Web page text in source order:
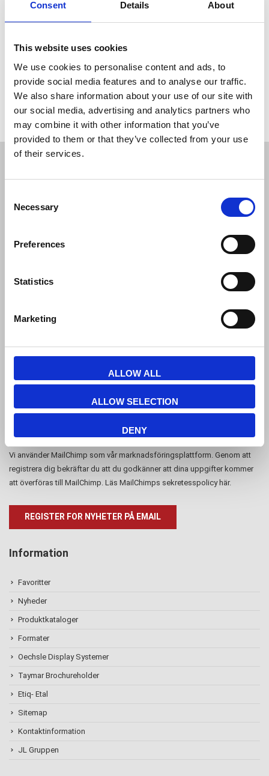
Consent Details About
This website uses cookies
We use cookies to personalise content and ads, to
provide social media features and to analyse our traffic.
We also share information about your use of our site with
our social media, advertising and analytics partners who
may combine it with other information that you’ve
provided to them or that they’ve collected from your use
of their services.
Selection
Necessary
Preferences
Statistics
Marketing
ALLOW ALL
ALLOW SELECTION
DENY
Om du har några frågor är du välkommen attkontaktaoss.
Tlf. 39 18 19 17
Registrera dig för vårt nyhetsbrev och få exklusiva erbjudanden och
nyheter från webbshopen. Du kan när som helst registrera din
Vi använder MailChimp som vår marknadsföringsplattform. Genom att
registrera dig bekräftar du att du godkänner att dina uppgifter kommer
att överföras till MailChimp. Läs MailChimps sekretesspolicy här.
Information
Favoritter
Nyheder
Produktkataloger
Formater
Oechsle Display Systemer
Taymar Brochureholder
Etiq- Etal
Sitemap
Kontaktinformation
JL Gruppen